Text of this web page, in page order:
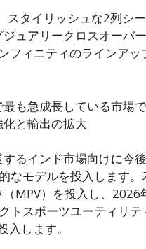
スタイリッシュな2列シ
ジュアリークロスオーバ
フィニティのラインアッ
も急成長している市場
と輸出の拡大
るインド市場向けに今
なモデルを投入します
MPV）を投入し、2026
トスポーツユーティリテ
入します。